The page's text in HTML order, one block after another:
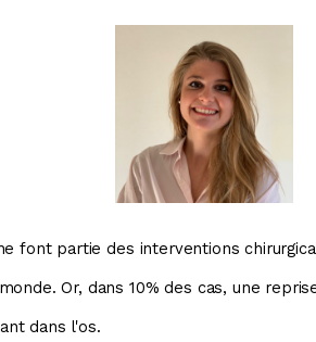
font partie des interventions
Or, dans 10% des cas, une
dans l'os.